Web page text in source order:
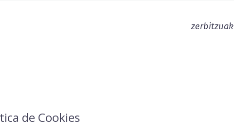
zerbitzuak
de Cookies